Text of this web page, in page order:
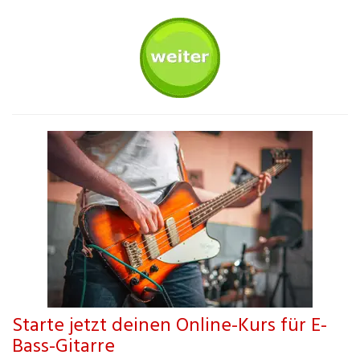
Starte jetzt deinen Online-Kurs für E-
Bass-Gitarre